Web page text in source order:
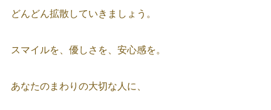
どんどん拡散していきましょう。
スマイルを、優しさを、安心感を。
あなたのまわりの大切な人に、